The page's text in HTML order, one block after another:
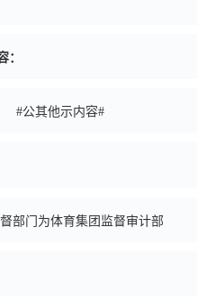
：
#公其他示内容#
部门为体育集团监督审计部